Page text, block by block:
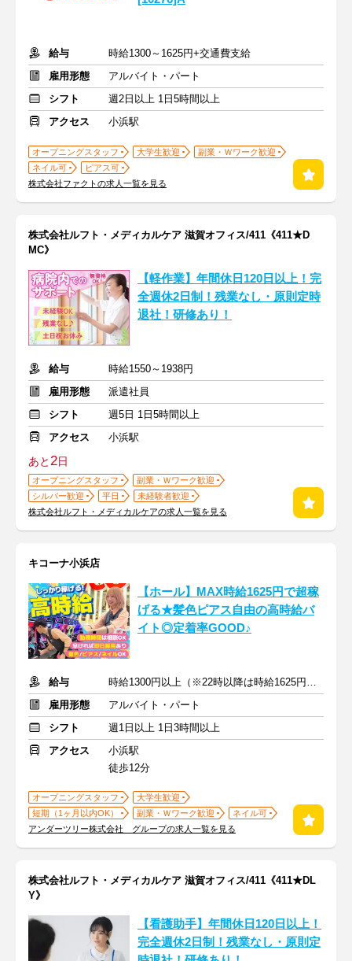
給与
時給1300～1625円+交通費支給
雇用形態
アルバイト・パート
シフト
週2日以上 1日5時間以上
アクセス
小浜駅
オープニングスタッフ 大学生歓迎
副業・Ｗワーク歓迎
ネイル可
ピアス可
株式会社ファクトの求人一覧を見る
株式会社ルフト・メディカルケア 滋賀オフィス/411《411★D
MC》
【軽作業】年間休日120日以上！完
全週休2日制！残業なし・原則定時
退社！研修あり！
給与
時給1550～1938円
雇用形態
派遣社員
シフト
週5日 1日5時間以上
アクセス
小浜駅
あと2日
オープニングスタッフ
副業・Ｗワーク歓迎
シルバー歓迎
平日
未経験者歓迎
株式会社ルフト・メディカルケアの求人一覧を見る
キコーナ小浜店
【ホール】MAX時給1625円で超稼
げる★髪色ピアス自由の高時給バ
イト◎定着率GOOD♪
給与
時給1300円以上（※22時以降は時給1625円以上）+交通費
雇用形態
アルバイト・パート
シフト
週1日以上 1日3時間以上
アクセス
小浜駅
徒歩12分
オープニングスタッフ
大学生歓迎
短期（1ヶ月以内OK）
副業・Ｗワーク歓迎
ネイル可
アンダーツリー株式会社 グループの求人一覧を見る
株式会社ルフト・メディカルケア 滋賀オフィス/411《411★DL
Y》
【看護助手】年間休日120日以上！
完全週休2日制！残業なし・原則定